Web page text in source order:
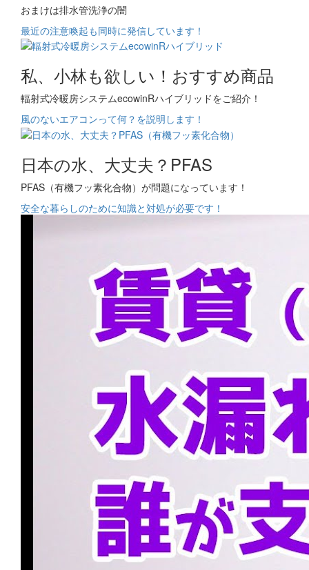
おまけは排水管洗浄の闇
最近の注意喚起も同時に発信しています！
私、小林も欲しい！おすすめ商品
輻射式冷暖房システムecowinRハイブリッドをご紹介！
風のないエアコンって何？を説明します！
日本の水、大丈夫？PFAS
PFAS（有機フッ素化合物）が問題になっています！
安全な暮らしのために知識と対処が必要です！